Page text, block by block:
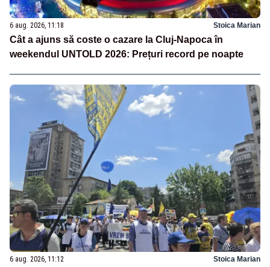
6 aug. 2026, 11:18 Stoica Marian
Cât a ajuns să coste o cazare la Cluj-Napoca în
weekendul UNTOLD 2026: Prețuri record pe noapte
6 aug. 2026, 11:12 Stoica Marian